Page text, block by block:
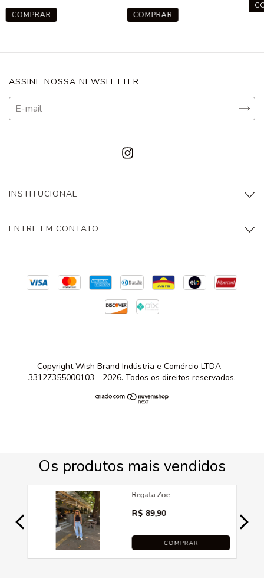
COMPRAR COMPRAR
ASSINE NOSSA NEWSLETTER
INSTITUCIONAL
ENTRE EM CONTATO
Copyright Wish Brand Indústria e Comércio LTDA -
33127355000103 - 2026. Todos os direitos reservados.